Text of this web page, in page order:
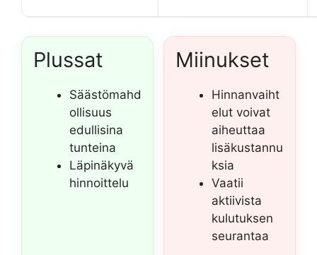
Plussat
Säästömahd
ollisuus
edullisina
tunteina
Läpinäkyvä
hinnoittelu
Miinukset
Hinnanvaiht
elut voivat
aiheuttaa
lisäkustannu
ksia
Vaatii
aktiivista
kulutuksen
seurantaa